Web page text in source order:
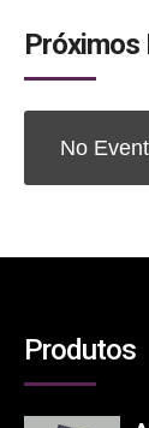
Próximos
No
Produtos